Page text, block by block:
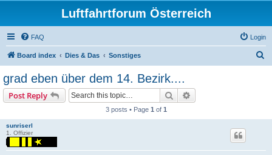
Luftfahrtforum Österreich
FAQ Login
Board index Dies & Das Sonstiges
grad eben über dem 14. Bezirk....
Post Reply Search
3 posts • Page 1 of 1
sunriserl
1. Offizier